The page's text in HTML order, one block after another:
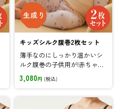
キッズシルク腹巻2枚セット
薄手なのにしっかり温かいシ
ルク腹巻の子供用が!赤ちゃん
から小柄な中学生までのお子
様に。
3,080円 (税込)